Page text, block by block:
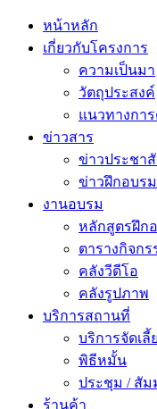
หน้าหลัก
เกี่ยวกับโครงการ
ความเป็นมา
วัตถุประสงค์
แนวทางกา
ข่าวสาร
ข่าวประชา
ข่าวฝึกอบรม
งานอบรม
หลักสูตรฝึก
ตารางกิจกร
คลังวีดีโอ
คลังรูปภาพ
บริการสถานที่
บริการจัดเลี้
พิธีหมั้น
ประชุม / สัม
ร้านค้า